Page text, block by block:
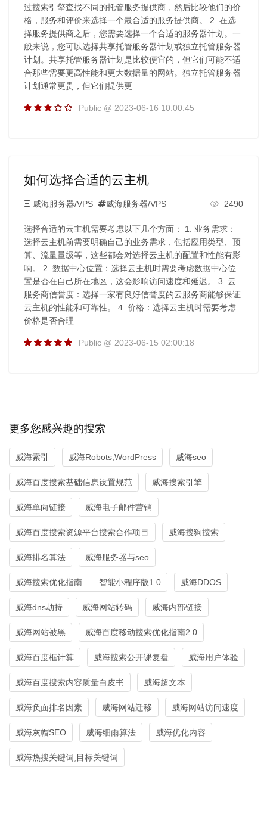
过搜索引擎查找不同的托管服务提供商，然后比较他们的价
格，服务和评价来选择一个最合适的服务提供商。 2. 在选
择服务提供商之后，您需要选择一个合适的服务器计划。一
般来说，您可以选择共享托管服务器计划或独立托管服务器
计划。共享托管服务器计划是比较便宜的，但它们可能不适
合那些需要更高性能和更大数据量的网站。独立托管服务器
计划通常更贵，但它们提供更
Public @ 2023-06-16 10:00:45
如何选择合适的云主机
威海服务器/VPS 威海服务器/VPS 2490
选择合适的云主机需要考虑以下几个方面： 1. 业务需求：
选择云主机前需要明确自己的业务需求，包括应用类型、预
算、流量量级等，这些都会对选择云主机的配置和性能有影
响。 2. 数据中心位置：选择云主机时需要考虑数据中心位
置是否在自己所在地区，这会影响访问速度和延迟。 3. 云
服务商信誉度：选择一家有良好信誉度的云服务商能够保证
云主机的性能和可靠性。 4. 价格：选择云主机时需要考虑
价格是否合理
Public @ 2023-06-15 02:00:18
更多您感兴趣的搜索
威海索引 威海Robots,WordPress 威海seo
威海百度搜索基础信息设置规范 威海搜索引擎
威海单向链接 威海电子邮件营销
威海百度搜索资源平台搜索合作项目 威海搜狗搜索
威海排名算法 威海服务器与seo
威海搜索优化指南——智能小程序版1.0 威海DDOS
威海dns劫持 威海网站转码 威海内部链接
威海网站被黑 威海百度移动搜索优化指南2.0
威海百度框计算 威海搜索公开课复盘 威海用户体验
威海百度搜索内容质量白皮书 威海超文本
威海负面排名因素 威海网站迁移 威海网站访问速度
威海灰帽SEO 威海细雨算法 威海优化内容
威海热搜关键词,目标关键词